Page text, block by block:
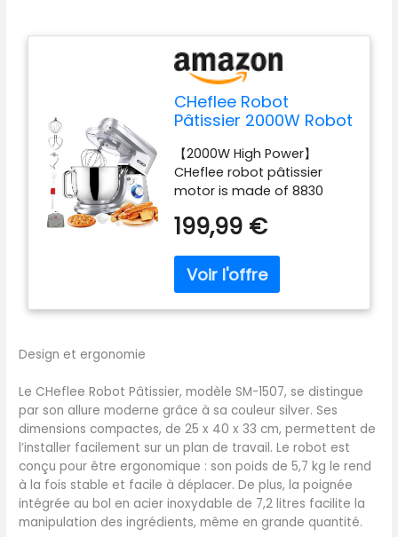
CHeflee Robot
Pâtissier 2000W Robot
d'Acier Inoxydable,6
Vitesses avec
Fonction Pulse avec
Fouet Crochet
Pétrisseur et
Batteur,Housse anti-
Poussière
【2000W High Power】
CHeflee robot pâtissier
motor is made of 8830
sturdy ABS plastic
high kneading efficiency,
fast heat dissipation and
safety and protection,
thorough and fast
workflow. 【Bol de Grande
Capacité de 8 L Avec
Poignée】Le bol en acier
inoxydable de 8 litres peut
contenir 1 500 g de farine
pour 3 à 8 membres de la
199,99 €
Design et ergonomie
Le CHeflee Robot Pâtissier, modèle SM-1507, se distingue
par son allure moderne grâce à sa couleur silver. Ses
dimensions compactes, de 25 x 40 x 33 cm, permettent de
l’installer facilement sur un plan de travail. Le robot est
conçu pour être ergonomique : son poids de 5,7 kg le rend
à la fois stable et facile à déplacer. De plus, la poignée
intégrée au bol en acier inoxydable de 7,2 litres facilite la
manipulation des ingrédients, même en grande quantité.